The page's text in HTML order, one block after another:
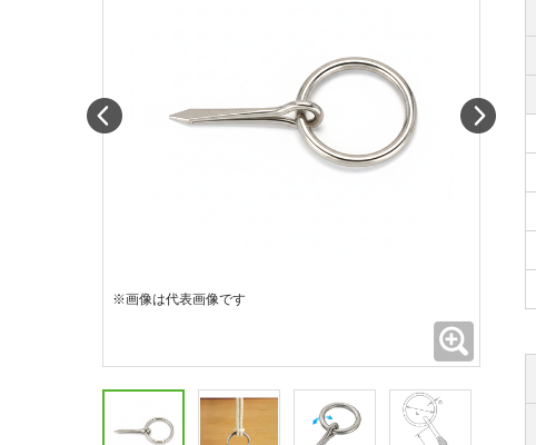
※画像は代表画像です